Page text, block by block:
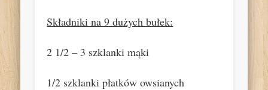
Składniki na 9 dużych bułek:
2 1/2 – 3 szklanki mąki
1/2 szklanki płatków owsianych